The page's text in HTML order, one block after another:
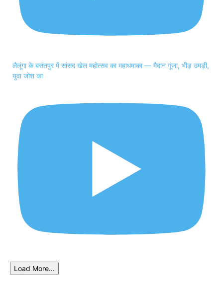
लैलूंगा के बसंतपुर में सांसद खेल महोत्सव का महाधमाका — मैदान गूंजा, भीड़ उमड़ी,
युवा जोश का
Load More...